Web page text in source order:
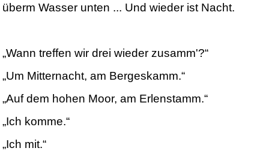
überm Wasser unten ... Und wieder ist Nacht.
„Wann treffen wir drei wieder zusamm'?“
„Um Mitternacht, am Bergeskamm.“
„Auf dem hohen Moor, am Erlenstamm.“
„Ich komme.“
„Ich mit.“